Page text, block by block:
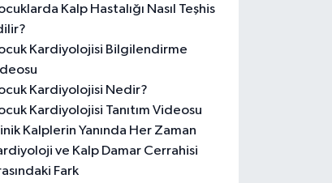
Kalp Hastalığı Nasıl Teşhis
Kardiyolojisi Bilgilendirme
Kardiyolojisi Nedir?
Kardiyolojisi Tanıtım Videosu
Kalplerin Yanında Her Zaman
ve Kalp Damar Cerrahisi
Fark